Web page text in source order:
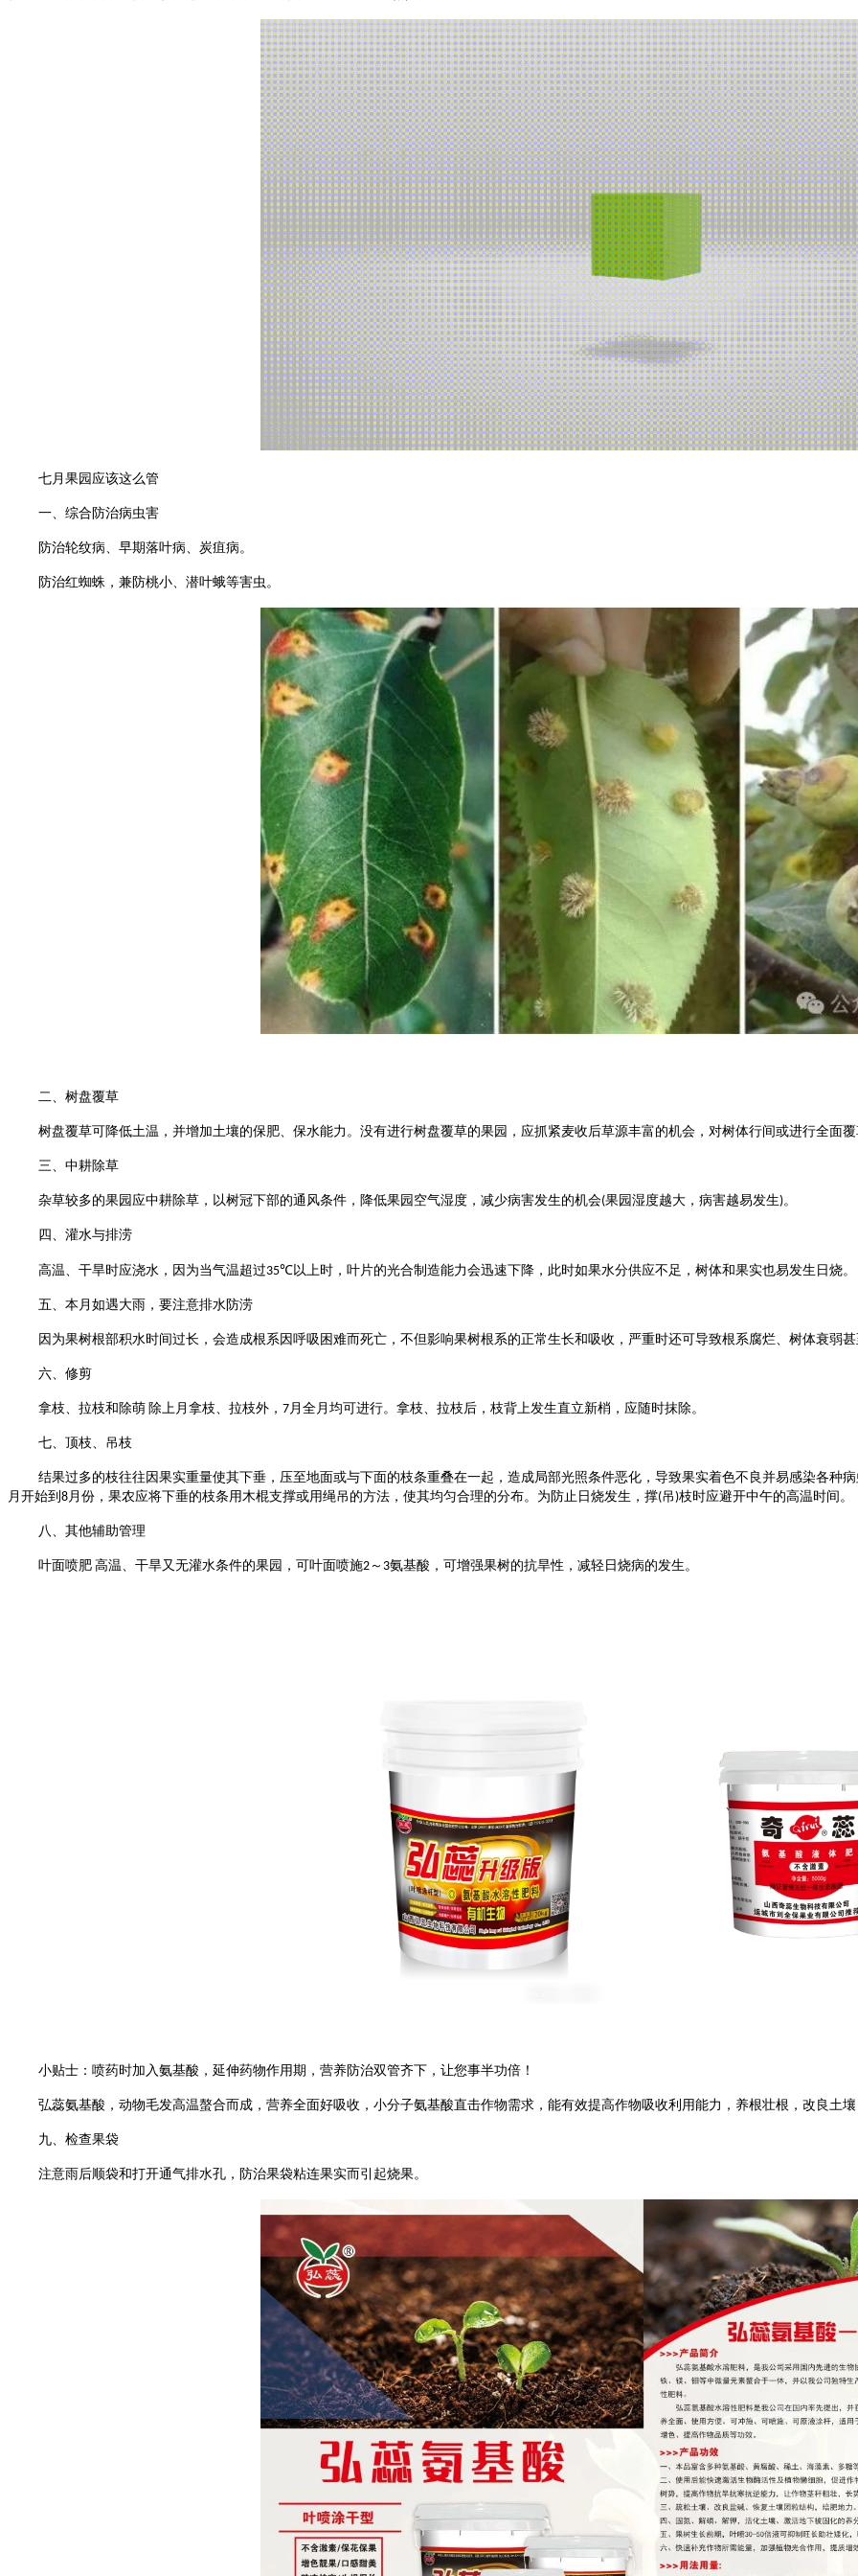
七月果园应该这么管
一、综合防治病虫害
防治轮纹病、早期落叶病、炭疽病。
防治红蜘蛛，兼防桃小、潜叶蛾等害虫。
二、树盘覆草
树盘覆草可降低土温，并增加土壤的保肥、保水能力。没有进行树盘覆草的果园，应抓紧麦收后草源丰富的机会，对树体行间或进行全面
三、中耕除草
杂草较多的果园应中耕除草，以树冠下部的通风条件，降低果园空气湿度，减少病害发生的机会(果园湿度越大，病害越易发生)。
四、灌水与排涝
高温、干旱时应浇水，因为当气温超过35℃以上时，叶片的光合制造能力会迅速下降，此时如果水分供应不足，树体和果实也易发生日烧。
五、本月如遇大雨，要注意排水防涝
因为果树根部积水时间过长，会造成根系因呼吸困难而死亡，不但影响果树根系的正常生长和吸收，严重时还可导致根系腐烂、树体衰弱
六、修剪
拿枝、拉枝和除萌 除上月拿枝、拉枝外， 7 月全月均可进行。拿枝、拉枝后，枝背上发生直立新梢，应随时抹除。
七、顶枝、吊枝
结果过多的枝往往因果实重量使其下垂，压至地面或与下面的枝条重叠在一起，造成局部光照条件恶化，导致果实着色不良并易感染各种
月开始到 8 月份，果农应将下垂的枝条用木棍支撑或用绳吊的方法，使其均匀合理的分布。为防止日烧发生，撑(吊)枝时应避开中午的高温时间。
八、其他辅助管理
叶面喷肥 高温、干旱又无灌水条件的果园，可叶面喷施2 ～ 3氨基酸，可增强果树的抗旱性，减轻日烧病的发生。
小贴士： 喷药时加入氨基酸，延伸药物作用期，营养防治双管齐下，让您事半功倍！
弘蕊氨基酸，动物毛发高温螯合而成，营养全面好吸收，小分子氨基酸直击作物需求，能有效提高作物吸收利用能力，养根壮根，改良土
九、检查果袋
注意雨后顺袋和打开通气排水孔，防治果袋粘连果实而引起烧果。